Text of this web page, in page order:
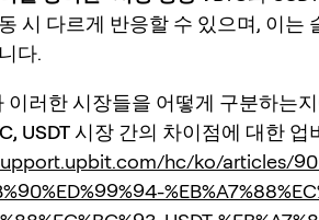
시 다르게 반응할 수 있으며, 이는
다.
이러한 시장들을 어떻게 구분하는
USDT 시장 간의 차이점에 대한 업
hc/ko/articles/